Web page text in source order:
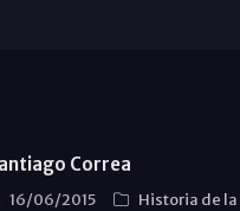
Correa
16/06/2015
Historia de